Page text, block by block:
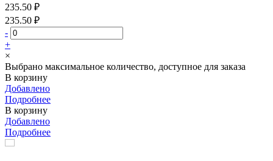
235.50 ₽
235.50 ₽
-
+
×
Выбрано максимальное количество, доступное для заказа
В корзину
Добавлено
Подробнее
В корзину
Добавлено
Подробнее